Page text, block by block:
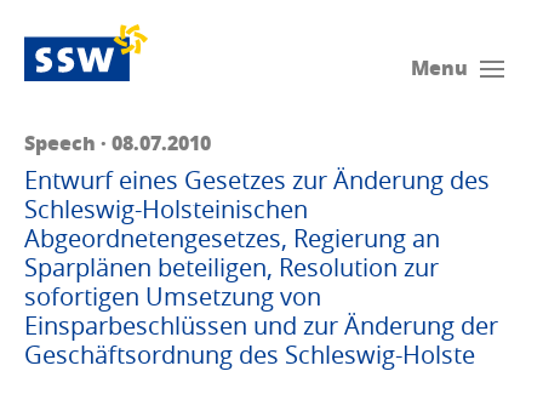
Menu
Speech · 08.07.2010
Entwurf eines Gesetzes zur Änderung des
Schleswig-Holsteinischen
Abgeordnetengesetzes, Regierung an
Sparplänen beteiligen, Resolution zur
sofortigen Umsetzung von
Einsparbeschlüssen und zur Änderung der
Geschäftsordnung des Schleswig-Holste